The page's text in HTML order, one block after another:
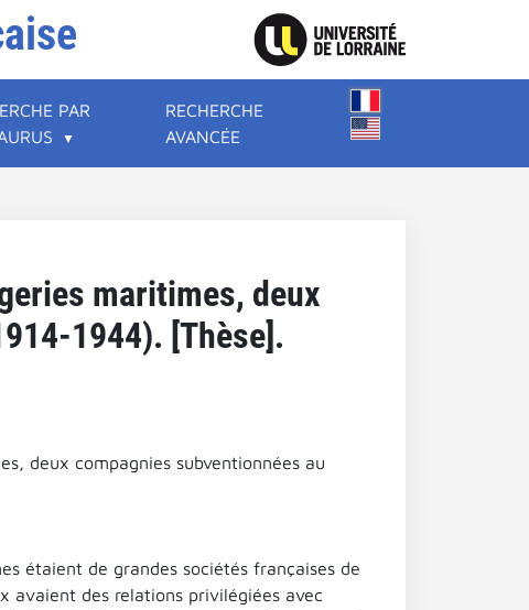
PAR
RECHERCHE
AVANCÉE
maritimes, deux
1944). [Thèse].
deux compagnies subventionnées au
étaient de grandes sociétés françaises de
avaient des relations privilégiées avec